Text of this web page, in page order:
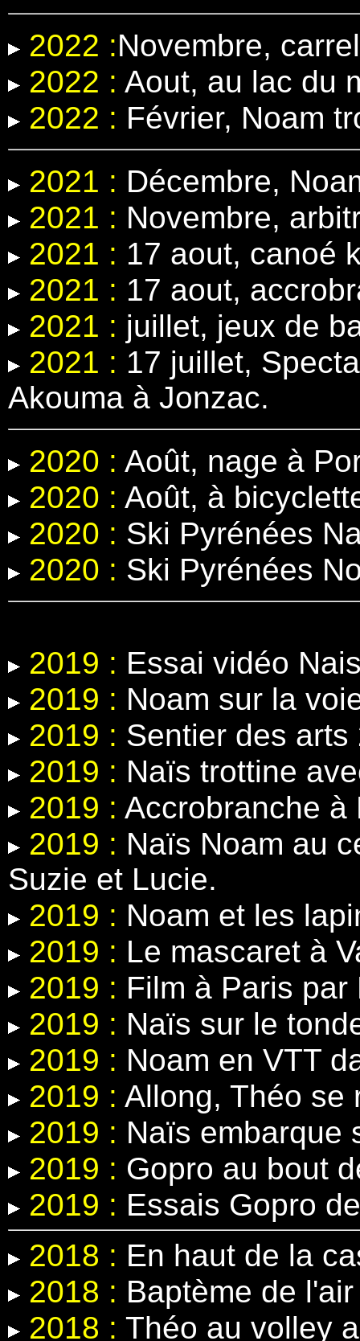
2022 :Novembre,
2022 : Aout, au lac du
2022 : Février, Noam
2021 : Décembre,
2021 : Novembre,
2021 : 17 aout, canoé
2021 : 17 aout,
2021 : juillet, jeux de
2021 : 17 juillet,
Akouma à Jonzac.
2020 : Août, nage à
2020 : Août, à
2020 : Ski Pyrénées
2020 : Ski Pyrénées
2019 : Essai vidéo
2019 : Noam sur la
2019 : Sentier des arts
2019 : Naïs trottine
2019 : Accrobranche à
2019 : Naïs Noam au
Suzie et Lucie.
2019 : Noam et les
2019 : Le mascaret à
2019 : Film à Paris par
2019 : Naïs sur le
2019 : Noam en VTT
2019 : Allong, Théo se
2019 : Naïs embarque
2019 : Gopro au bout
2019 : Essais Gopro
2018 : En haut de la
2018 : Baptème de
2018 : Théo au volley